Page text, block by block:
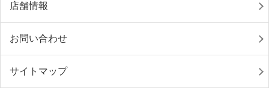
店舗情報
お問い合わせ
サイトマップ